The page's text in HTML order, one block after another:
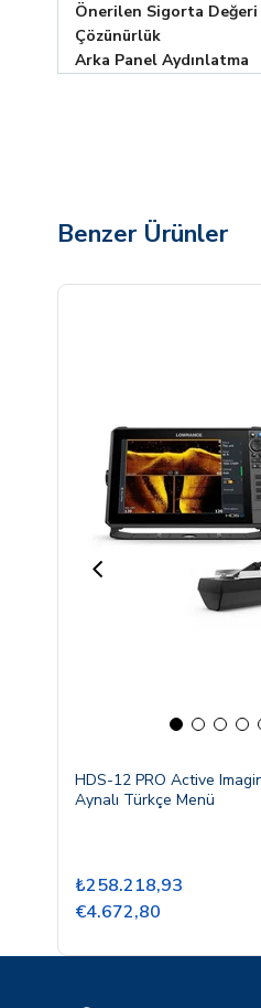
Önerilen Sigorta
Çözünürlük
Arka Panel Aydınlatma
Benzer Ürünler
HDS-12 PRO Active
Aynalı Türkçe Menü
₺258.218,93
€4.672,80